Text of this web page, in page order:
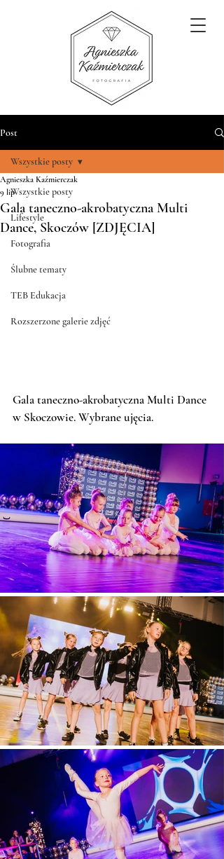
Post
Wszystkie posty
Lifestyle
Fotografia
Ślubne tematy
TEB Edukacja
Rozszerzone galerie zdjęć
Wszystkie posty
Gala taneczno-akrobatyczna Multi
Dance, Skoczów [ZDJĘCIA]
Agnieszka Kaźmierczak
9 lip
Gala taneczno-akrobatyczna Multi Dance
w Skoczowie. Wybrane ujęcia.